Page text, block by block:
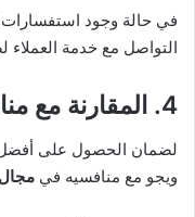
في حالة وجود
التواصل مع خدمة
4. المقارنة مع منافسين آخرين
لضمان الحصول على
ويجو مع منافسيه في مجال